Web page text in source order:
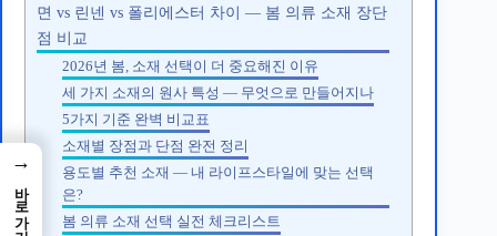
면 vs 린넨 vs 폴리에스터 차이 — 봄 의류 소재 장단
점 비교
2026년 봄, 소재 선택이 더 중요해진 이유
세 가지 소재의 원사 특성 — 무엇으로 만들어지나
5가지 기준 완벽 비교표
소재별 장점과 단점 완전 정리
용도별 추천 소재 — 내 라이프스타일에 맞는 선택
은?
봄 의류 소재 선택 실전 체크리스트
→
바로가기